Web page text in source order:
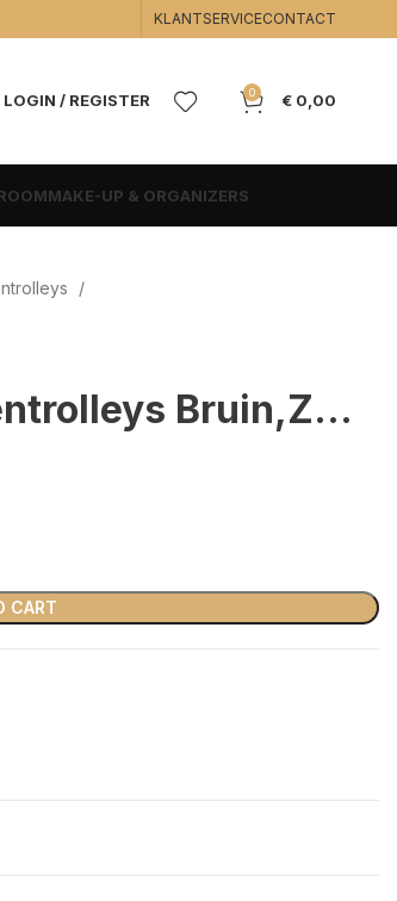
KLANTSERVICECONTACT
LOGIN / REGISTER 0 € 0,00
MAKE-UP & ORGANIZERS
Keukentrolley Keukentrolleys Bruin,Zwart
CART